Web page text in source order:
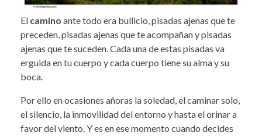
El camino ante todo era bullicio, pisadas ajenas que te
preceden, pisadas ajenas que te acompañan y pisadas
ajenas que te suceden. Cada una de estas pisadas va
erguida en tu cuerpo y cada cuerpo tiene su alma y su
boca.
Por ello en ocasiones añoras la soledad, el caminar solo,
el silencio, la inmovilidad del entorno y hasta el orinar a
favor del viento. Y es en ese momento cuando decides